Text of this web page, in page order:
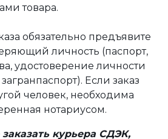
товара.
обязательно предъявите
личность (паспорт,
удостоверение личности
Если заказ
человек, необходима
нотариусом.
курьера СДЭК,